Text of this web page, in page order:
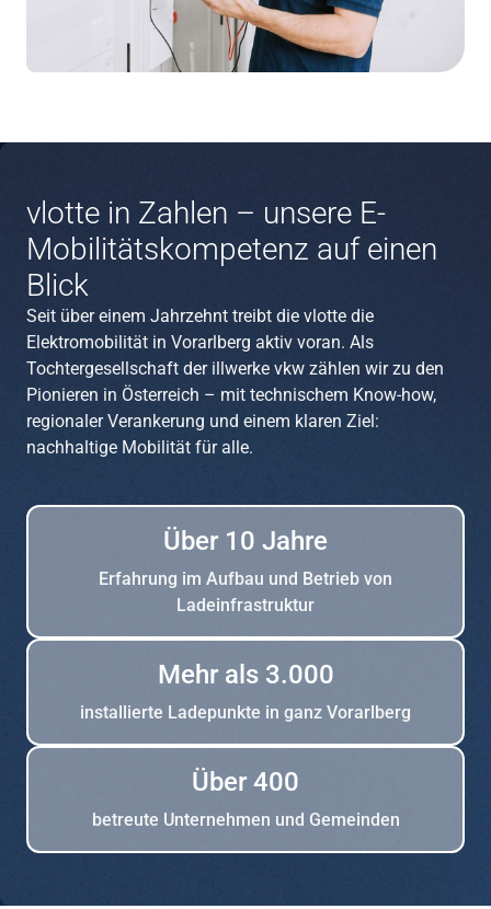
vlotte in Zahlen – unsere E-
Mobilitätskompetenz auf einen
Blick
Seit über einem Jahrzehnt treibt die vlotte die
Elektromobilität in Vorarlberg aktiv voran. Als
Tochtergesellschaft der illwerke vkw zählen wir zu den
Pionieren in Österreich – mit technischem Know-how,
regionaler Verankerung und einem klaren Ziel:
nachhaltige Mobilität für alle.
Über 10 Jahre
Erfahrung im Aufbau und Betrieb von
Ladeinfrastruktur
Mehr als 3.000
installierte Ladepunkte in ganz Vorarlberg
Über 400
betreute Unternehmen und Gemeinden